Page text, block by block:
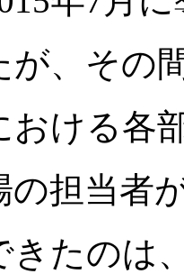
が、その
おける各
の担当者
きたのは